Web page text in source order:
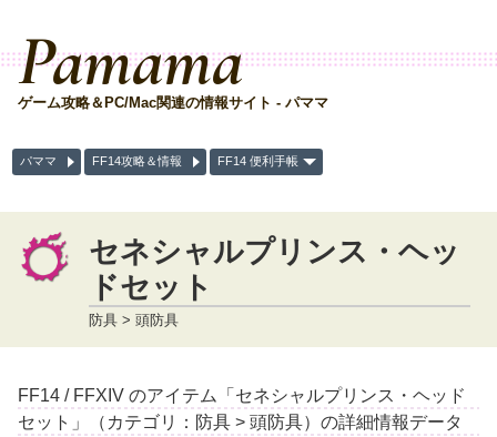
Pamama
ゲーム攻略＆PC/Mac関連の情報サイト - パママ
パママ FF14攻略＆情報 FF14 便利手帳
セネシャルプリンス・ヘッ
ドセット
防具 > 頭防具
FF14 / FFXIV のアイテム「セネシャルプリンス・ヘッド
セット」（カテゴリ：防具 > 頭防具）の詳細情報データ